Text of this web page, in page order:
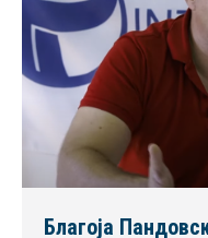
Благоја